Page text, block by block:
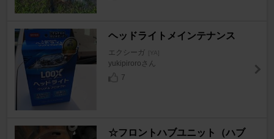
ヘッドライトメインテナンス
エクシーガ [YA]
yukipiroroさん
7
☆フロントハブユニット（ハブ